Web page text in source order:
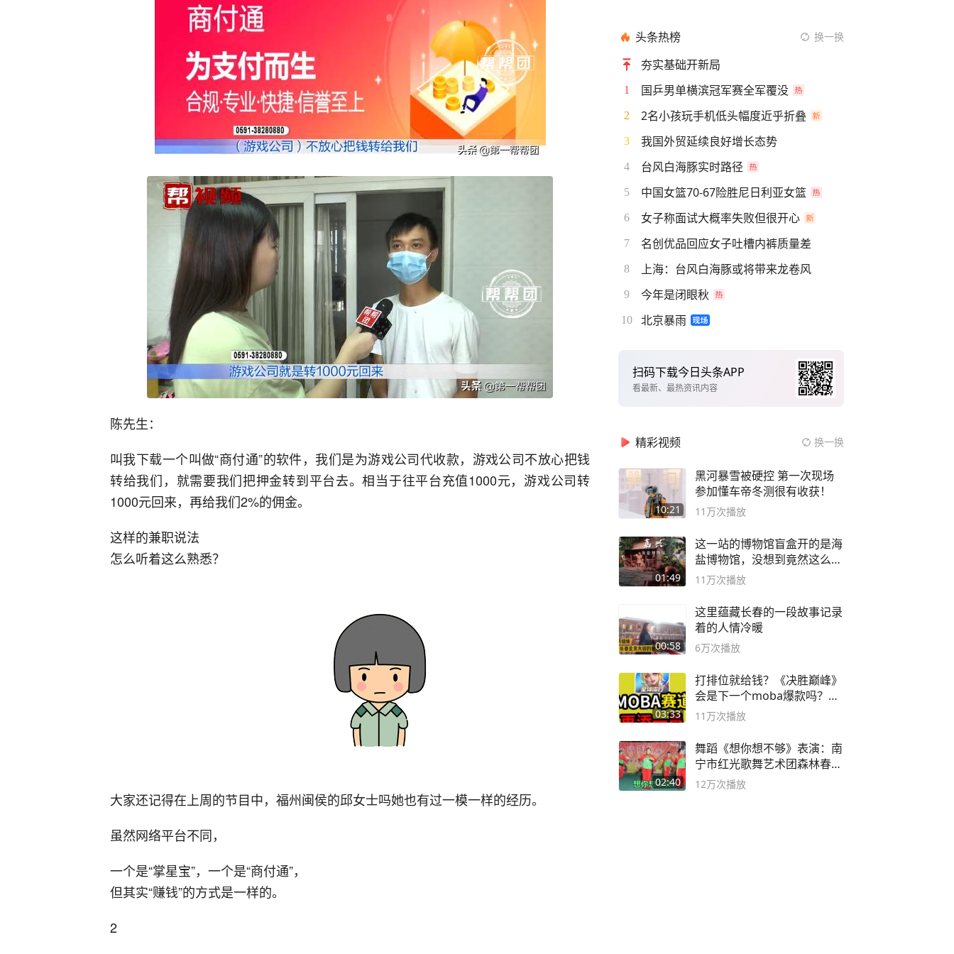
陈先生：
叫我下载一个叫做“商付通”的软件，我们是为游戏公司代收款，游戏公司不放心把钱
转给我们，就需要我们把押金转到平台去。相当于往平台充值1000元，游戏公司转
1000元回来，再给我们2%的佣金。
这样的兼职说法
怎么听着这么熟悉？
大家还记得在上周的节目中， 福州闽侯的邱女士吗她也有过一模一样的经历。
虽然网络平台不同，
一个是“掌星宝”，一个是“商付通”，
但其实“赚钱”的方式是一样的。
2
头条热榜 换一换
夯实基础开新局
1 国乒男单横滨冠军赛全军覆没
2 2名小孩玩手机低头幅度近乎折叠
3 我国外贸延续良好增长态势
4 台风白海豚实时路径
5 中国女篮70-67险胜尼日利亚女篮
6 女子称面试大概率失败但很开心
7 名创优品回应女子吐槽内裤质量差
8 上海：台风白海豚或将带来龙卷风
9 今年是闭眼秋
10 北京暴雨
扫码下载今日头条APP
看最新、最热资讯内容
精彩视频 换一换
10:21
黑河暴雪被硬控 第一次现场
参加懂车帝冬测很有收获！
11万次播放
01:49
这一站的博物馆盲盒开的是海
盐博物馆，没想到竟然这么好
逛！
11万次播放
00:58
这里蕴藏长春的一段故事记录
着的人情冷暖
6万次播放
03:33
打排位就给钱？《决胜巅峰》
会是下一个moba爆款吗？#
决胜巅峰
11万次播放
02:40
舞蹈《想你想不够》表演：南
宁市红光歌舞艺术团森林春红
舞蹈队。
12万次播放